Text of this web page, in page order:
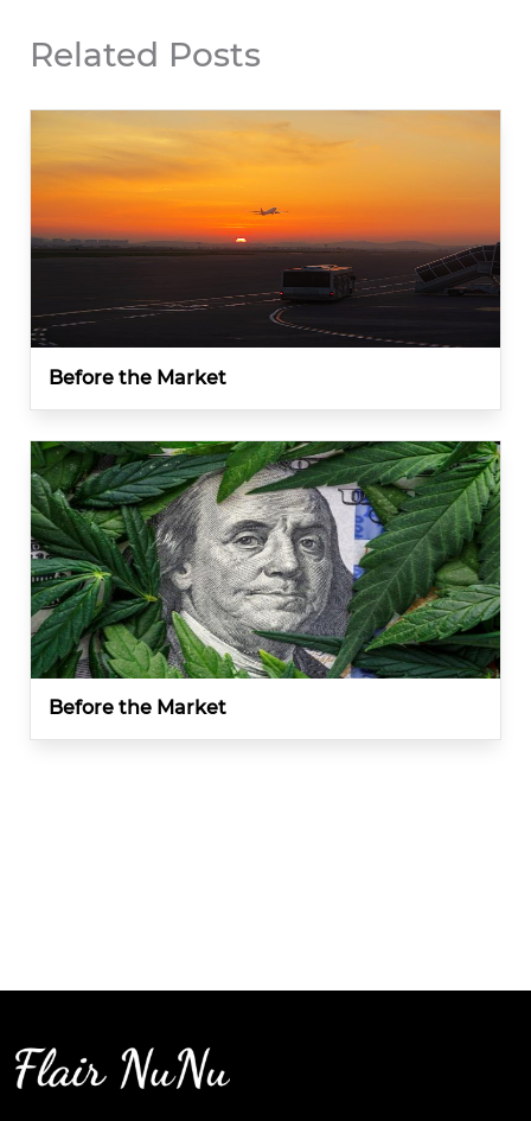
Related Posts
Before the Market
Before the Market